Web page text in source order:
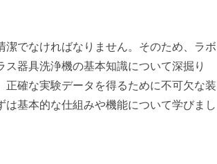
でなければなりません。そのため、ラボ
器具洗浄機の基本知識について深掘り
確な実験データを得るために不可欠な装
基本的な仕組みや機能について学びまし